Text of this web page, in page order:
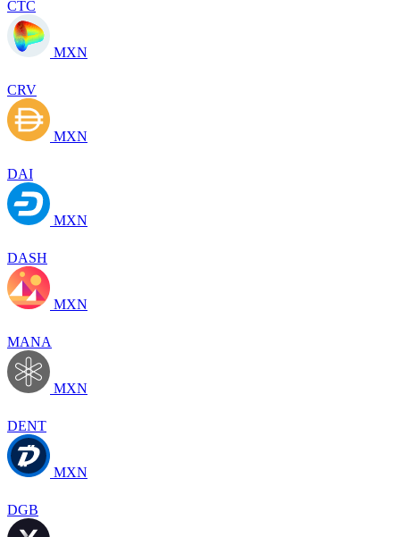
CTC
MXN
CRV
MXN
DAI
MXN
DASH
MXN
MANA
MXN
DENT
MXN
DGB